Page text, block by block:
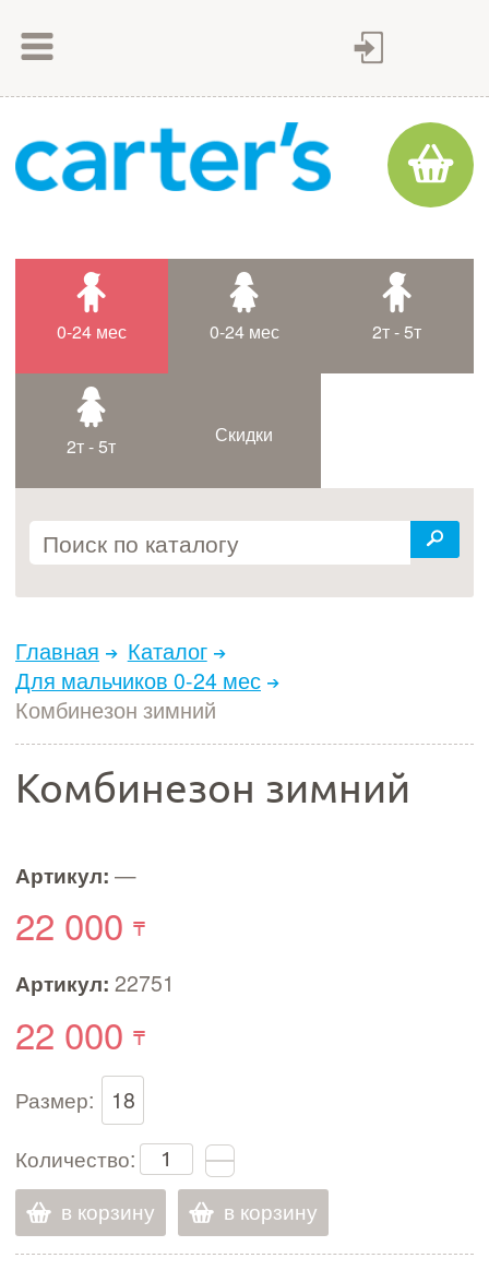
Как оплатить
Доставка товара
Контакты
0-24 мес 0-24 мес 2т - 5т
2т - 5т Скидки
Главная
Каталог
Для мальчиков 0-24 мес
Комбинезон зимний
Комбинезон зимний
Артикул: —
22 000
Артикул: 22751
22 000
Размер:
18
Количество:
в корзину
в корзину